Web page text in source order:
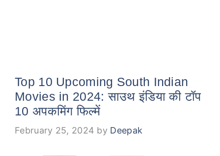
Top 10 Upcoming South Indian
Movies in 2024: साउथ इंडिया की टॉप
10 अपकमिंग फिल्में
February 25, 2024 by Deepak